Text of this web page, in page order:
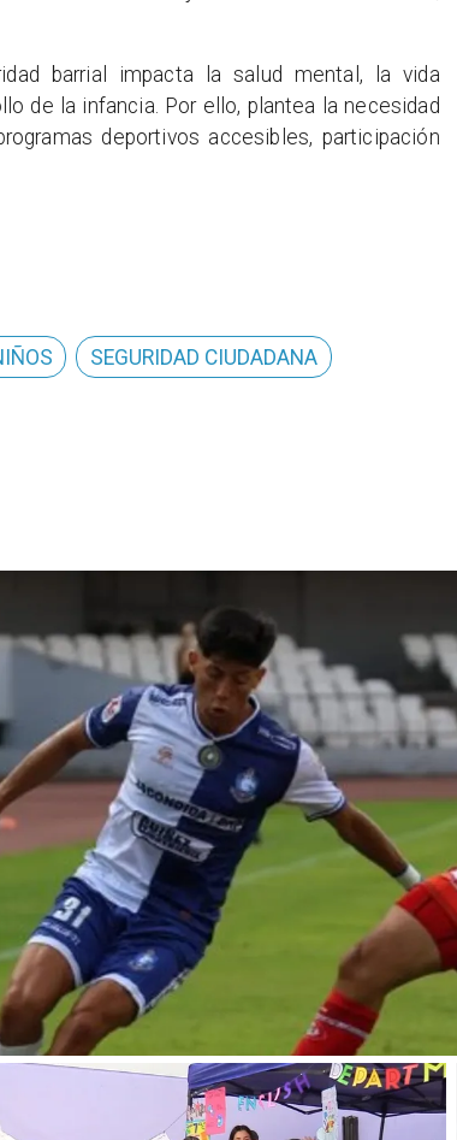
barrial impacta la salud mental, la vida
de la infancia. Por ello, plantea la necesidad
deportivos accesibles, participación
SEGURIDAD CIUDADANA